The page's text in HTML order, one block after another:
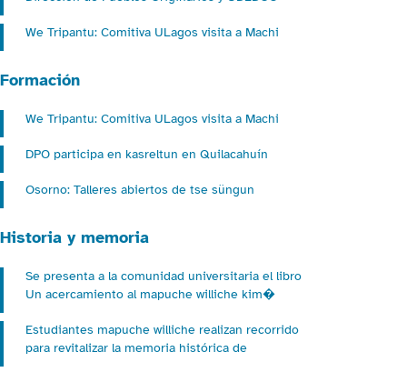
We Tripantu: Comitiva ULagos visita a Machi
Formación
We Tripantu: Comitiva ULagos visita a Machi
DPO participa en kasreltun en Quilacahuín
Osorno: Talleres abiertos de tse süngun
Historia y memoria
Se presenta a la comunidad universitaria el libro
Un acercamiento al mapuche williche kim�
Estudiantes mapuche williche realizan recorrido
para revitalizar la memoria histórica de